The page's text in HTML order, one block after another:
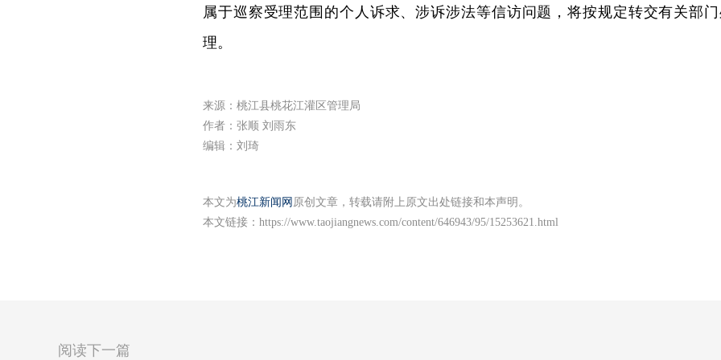
属于巡察受理范围的个人诉求、涉诉涉法等信访问题，将按规定转交有关部
理。
来源：桃江县桃花江灌区管理局
作者：张顺 刘雨东
编辑：刘琦
本文为桃江新闻网 原创文章，转载请附上原文出处链接和本声明。
本文链接： https://www.taojiangnews.com/content/646943/95/15253621.html
阅读下一篇